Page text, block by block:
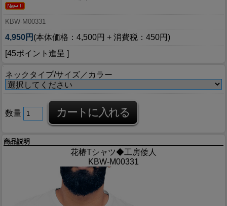
KBW-M00331
4,950円 (本体価格：4,500円 + 消費税：450円)
[45ポイント進呈 ]
ネックタイプ/サイズ／カラー
数量
商品説明
花椿Tシャツ◆工房倭人
KBW-M00331